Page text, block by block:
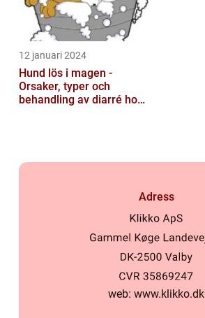
12 januari 2024
Hund lös i magen -
Orsaker, typer och
behandling av diarré hos
Adress
web: www.klikko.dk